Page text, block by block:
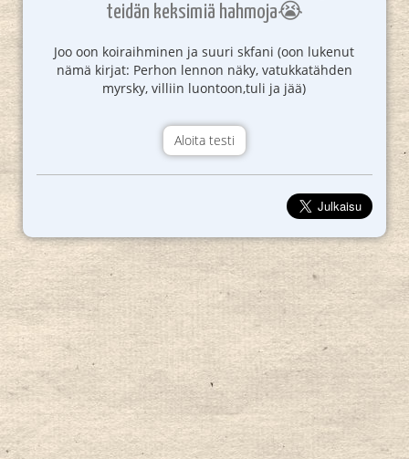
teidän keksimiä hahmoja😭
Joo oon koiraihminen ja suuri skfani (oon lukenut
nämä kirjat: Perhon lennon näky, vatukkatähden
myrsky, villiin luontoon,tuli ja jää)
Aloita testi